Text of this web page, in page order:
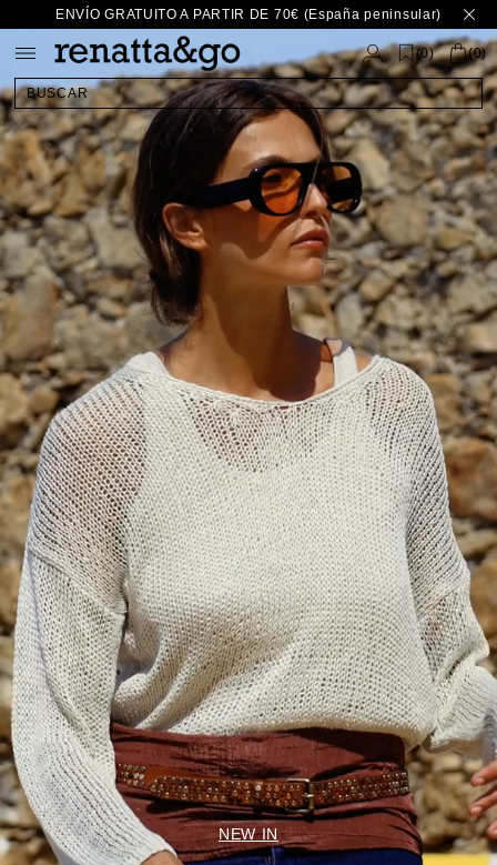
al contenido
ENVÍO GRATUITO A PARTIR DE 70€ (España peninsular)
BUSCAR
(0) (0)
NEW IN